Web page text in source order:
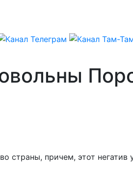
страны, причем, этот негатив